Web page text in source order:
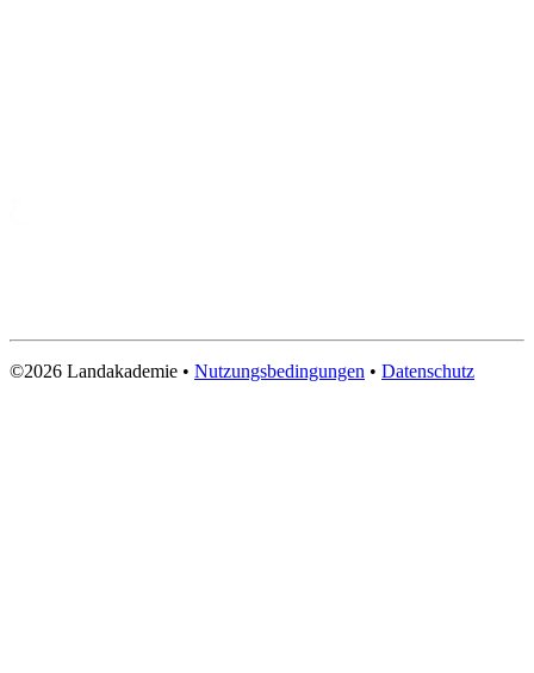
©2026 Landakademie • Nutzungsbedingungen • Datenschutz